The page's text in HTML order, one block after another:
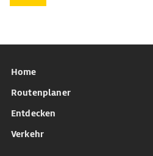
Home
Routenplaner
Entdecken
Verkehr